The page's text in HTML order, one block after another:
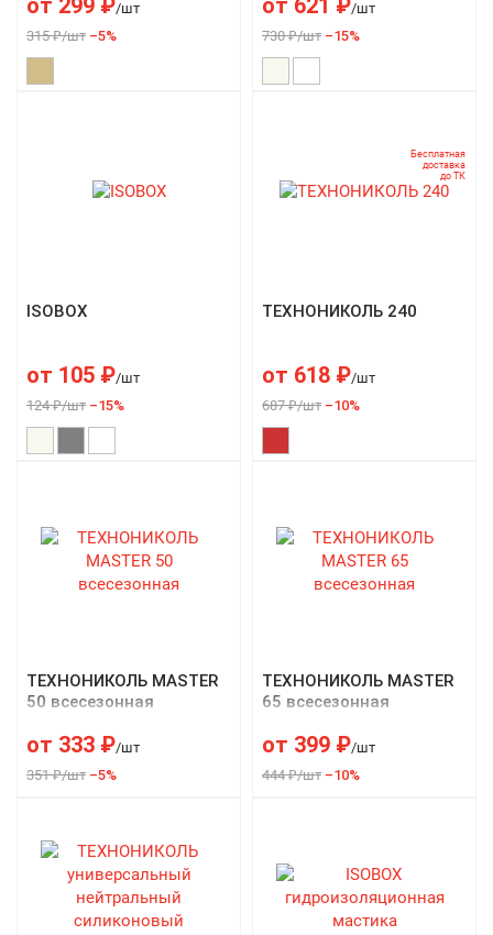
от 299 ₽/шт
315 ₽/шт –5%
Б), 7кг
от 621 ₽/шт
730 ₽/шт –15%
ISOBOX
от 105 ₽/шт
124 ₽/шт –15%
Бесплатная
доставка
до ТК
ТЕХНОНИКОЛЬ 240
от 618 ₽/шт
687 ₽/шт –10%
ТЕХНОНИКОЛЬ MASTER
50 всесезонная
от 333 ₽/шт
351 ₽/шт –5%
ТЕХНОНИКОЛЬ MASTER
65 всесезонная
от 399 ₽/шт
444 ₽/шт –10%